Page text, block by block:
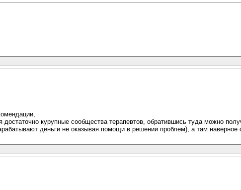
достаточно курупные сообщества терапевтов, обратившись туда можно
деньги не оказывая помощи в решении проблем), а там